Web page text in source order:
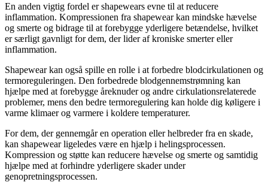
En anden vigtig fordel er shapewears evne til at reducere
inflammation. Kompressionen fra shapewear kan mindske hævelse
og smerte og bidrage til at forebygge yderligere betændelse, hvilket
er særligt gavnligt for dem, der lider af kroniske smerter eller
inflammation.
Shapewear kan også spille en rolle i at forbedre blodcirkulationen og
termoreguleringen. Den forbedrede blodgennemstrømning kan
hjælpe med at forebygge åreknuder og andre cirkulationsrelaterede
problemer, mens den bedre termoregulering kan holde dig køligere i
varme klimaer og varmere i koldere temperaturer.
For dem, der gennemgår en operation eller helbreder fra en skade,
kan shapewear ligeledes være en hjælp i helingsprocessen.
Kompression og støtte kan reducere hævelse og smerte og samtidig
hjælpe med at forhindre yderligere skader under
genopretningsprocessen.